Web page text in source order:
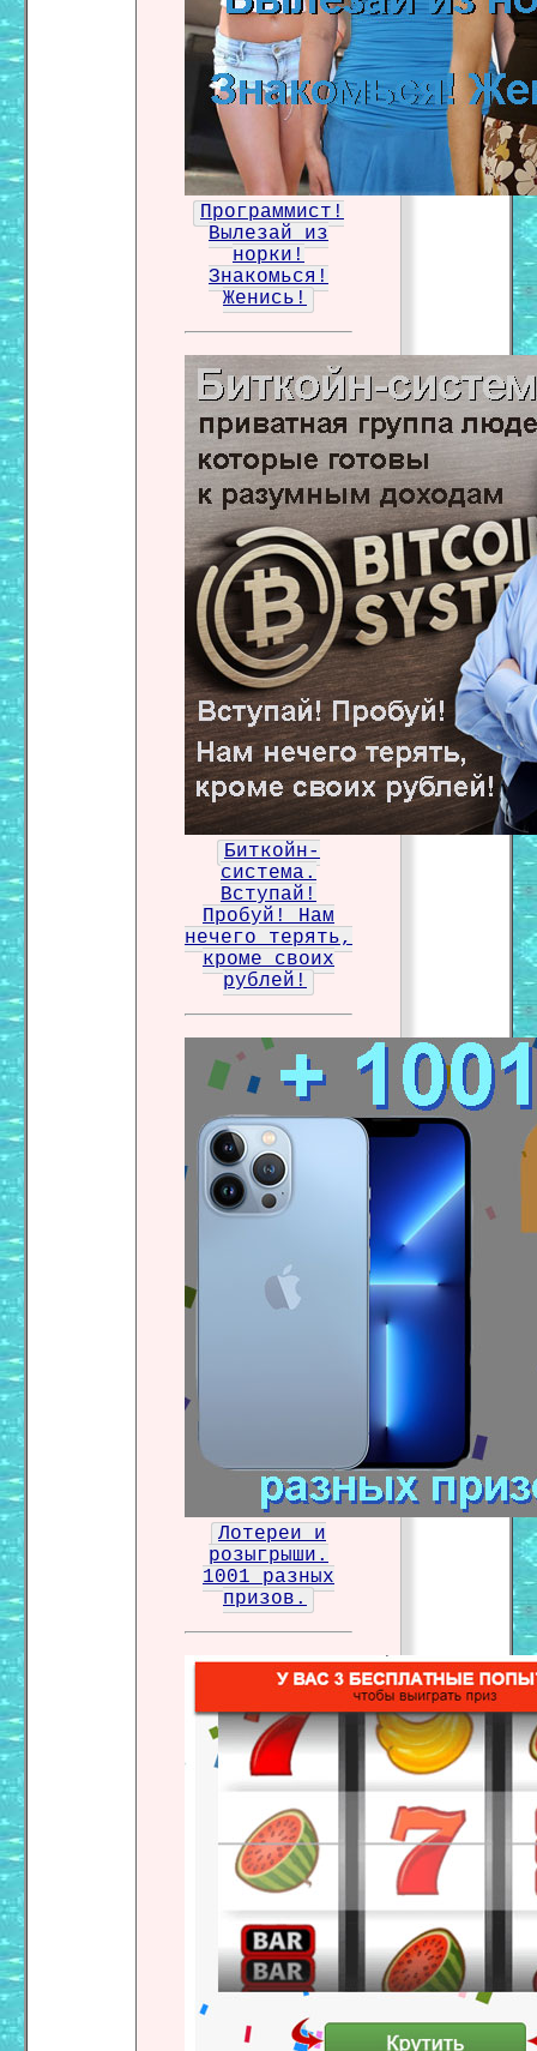
Программист!
Вылезай из
норки!
Знакомься!
Женись!
Биткойн-
система.
Вступай!
Пробуй! Нам
нечего терять,
кроме своих
рублей!
Лотереи и
розыгрыши.
1001 разных
призов.